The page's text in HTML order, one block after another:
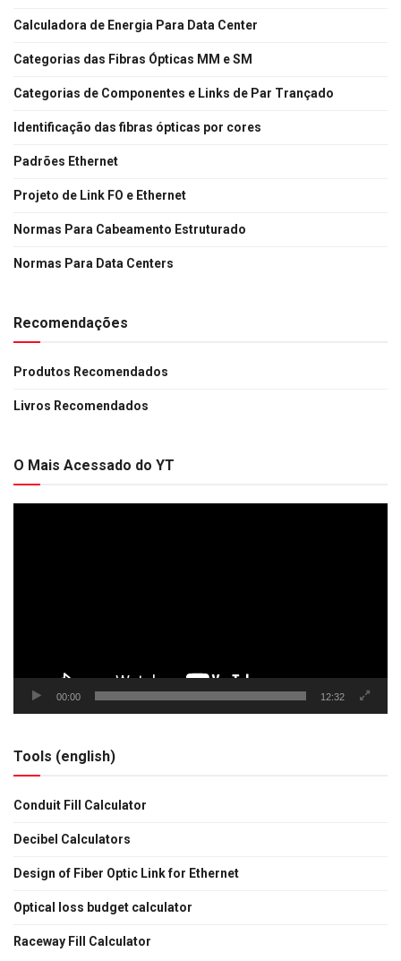
Calculadora de Energia Para Data Center
Categorias das Fibras Ópticas MM e SM
Categorias de Componentes e Links de Par Trançado
Identificação das fibras ópticas por cores
Padrões Ethernet
Projeto de Link FO e Ethernet
Normas Para Cabeamento Estruturado
Normas Para Data Centers
Recomendações
Produtos Recomendados
Livros Recomendados
O Mais Acessado do YT
00:00 12:32
Tools (english)
Conduit Fill Calculator
Decibel Calculators
Design of Fiber Optic Link for Ethernet
Optical loss budget calculator
Raceway Fill Calculator